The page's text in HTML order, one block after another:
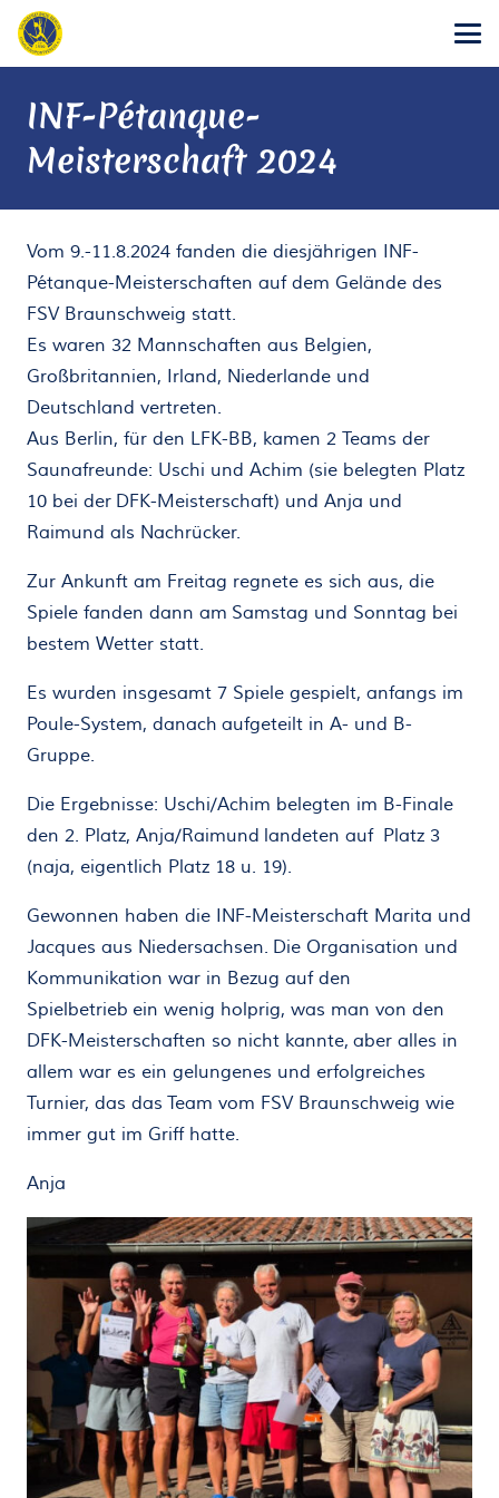
INF-Pétanque-
Meisterschaft 2024
Vom 9.-11.8.2024 fanden die diesjährigen INF-
Pétanque-Meisterschaften auf dem Gelände des
FSV Braunschweig statt.
Es waren 32 Mannschaften aus Belgien,
Großbritannien, Irland, Niederlande und
Deutschland vertreten.
Aus Berlin, für den LFK-BB, kamen 2 Teams der
Saunafreunde: Uschi und Achim (sie belegten Platz
10 bei der DFK-Meisterschaft) und Anja und
Raimund als Nachrücker.
Zur Ankunft am Freitag regnete es sich aus, die
Spiele fanden dann am Samstag und Sonntag bei
bestem Wetter statt.
Es wurden insgesamt 7 Spiele gespielt, anfangs im
Poule-System, danach aufgeteilt in A- und B-
Gruppe.
Die Ergebnisse: Uschi/Achim belegten im B-Finale
den 2. Platz, Anja/Raimund landeten auf Platz 3
(naja, eigentlich Platz 18 u. 19).
Gewonnen haben die INF-Meisterschaft Marita und
Jacques aus Niedersachsen. Die Organisation und
Kommunikation war in Bezug auf den
Spielbetrieb ein wenig holprig, was man von den
DFK-Meisterschaften so nicht kannte, aber alles in
allem war es ein gelungenes und erfolgreiches
Turnier, das das Team vom FSV Braunschweig wie
immer gut im Griff hatte.
Anja